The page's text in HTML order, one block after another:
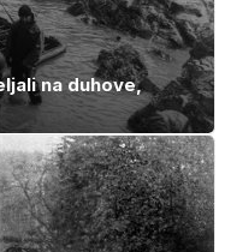
na duhove,